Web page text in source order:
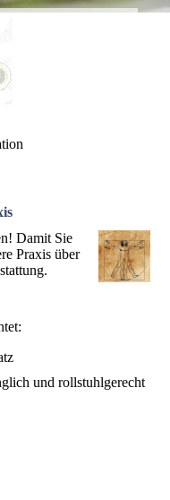
Damit Sie
Praxis über
und rollstuhlgerecht